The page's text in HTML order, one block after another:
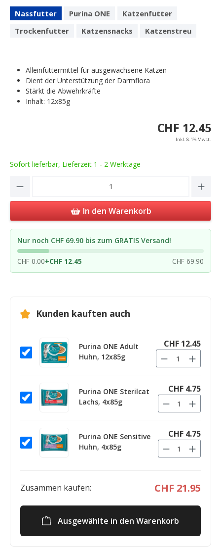
Nassfutter Purina ONE
Katzenfutter
Trockenfutter
Katzensnacks Katzenstreu
Alleinfuttermittel für ausgewachsene Katzen
Dient der Unterstützung der Darmflora
Stärkt die Abwehrkräfte
Inhalt: 12x85g
CHF 12.45
Inkl. 8.1% Mwst.
Sofort lieferbar, Lieferzeit 1 - 2 Werktage
Product Quantity: Enter the desired
In den Warenkorb
Nur noch CHF 69.90 bis zum GRATIS Versand!
CHF 0.00+CHF 12.45 CHF 69.90
Kunden kauften auch
Purina ONE Adult
Huhn, 12x85g
CHF 12.45
Purina ONE Sterilcat
Lachs, 4x85g
CHF 4.75
Purina ONE Sensitive
Huhn, 4x85g
CHF 4.75
Zusammen kaufen: CHF 21.95
Ausgewählte in den Warenkorb